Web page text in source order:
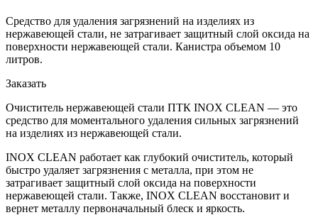
Средство для удаления загрязнений на изделиях из
нержавеющей стали, не затрагивает защитный слой оксида на
поверхности нержавеющей стали. Канистра объемом 10
литров.
Заказать
Очиститель нержавеющей стали ПТК INOX CLEAN — это
средство для моментального удаления сильных загрязнений
на изделиях из нержавеющей стали.
INOX CLEAN работает как глубокий очиститель, который
быстро удаляет загрязнения с металла, при этом не
затрагивает защитный слой оксида на поверхности
нержавеющей стали. Также, INOX CLEAN восстановит и
вернет металлу первоначальный блеск и яркость.